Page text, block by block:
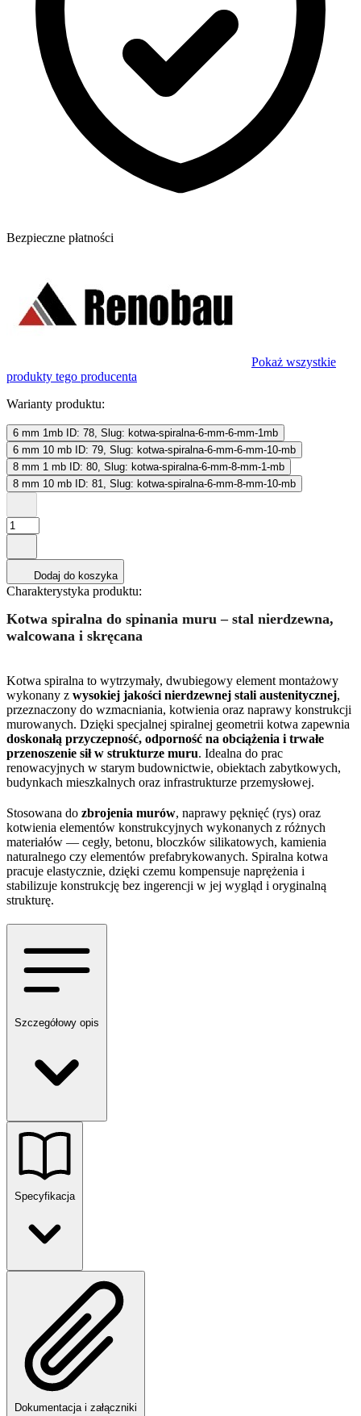
Bezpieczne płatności
Pokaż wszystkie
produkty tego producenta
Warianty produktu:
6 mm 1mb
ID: 78, Slug: kotwa-spiralna-6-mm-6-mm-1mb
6 mm 10 mb
ID: 79, Slug: kotwa-spiralna-6-mm-6-mm-10-mb
8 mm 1 mb
ID: 80, Slug: kotwa-spiralna-6-mm-8-mm-1-mb
8 mm 10 mb
ID: 81, Slug: kotwa-spiralna-6-mm-8-mm-10-mb
Dodaj do koszyka
Charakterystyka produktu:
Kotwa spiralna do spinania muru – stal nierdzewna,
walcowana i skręcana
Kotwa spiralna to wytrzymały, dwubiegowy element montażowy
wykonany z wysokiej jakości nierdzewnej stali austenitycznej,
przeznaczony do wzmacniania, kotwienia oraz naprawy konstrukcji
murowanych. Dzięki specjalnej spiralnej geometrii kotwa zapewnia
doskonałą przyczepność, odporność na obciążenia i trwałe
przenoszenie sił w strukturze muru. Idealna do prac
renowacyjnych w starym budownictwie, obiektach zabytkowych,
budynkach mieszkalnych oraz infrastrukturze przemysłowej.
Stosowana do zbrojenia murów, naprawy pęknięć (rys) oraz
kotwienia elementów konstrukcyjnych wykonanych z różnych
materiałów — cegły, betonu, bloczków silikatowych, kamienia
naturalnego czy elementów prefabrykowanych. Spiralna kotwa
pracuje elastycznie, dzięki czemu kompensuje naprężenia i
stabilizuje konstrukcję bez ingerencji w jej wygląd i oryginalną
strukturę.
Szczegółowy opis
Specyfikacja
Dokumentacja i załączniki